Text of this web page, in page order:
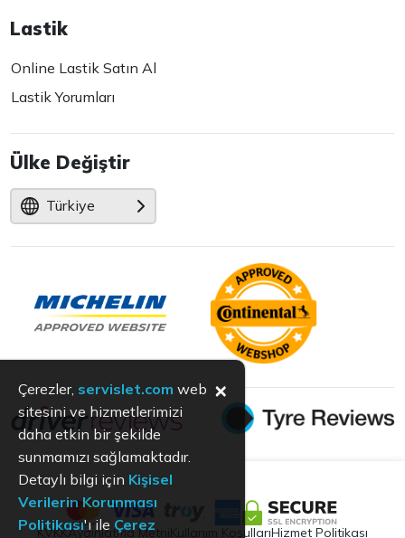
Lastik
Online Lastik Satın Al
Lastik Yorumları
Ülke Değiştir
Türkiye
KVKKAydınlatma Metni Kullanım KoşullarıHizmet Politikası
Çerezler, servislet.com web
sitesini ve hizmetlerimizi
daha etkin bir şekilde
sunmamızı sağlamaktadır.
Detaylı bilgi için Kişisel
Verilerin Korunması
Politikası'ı ile Çerez
×